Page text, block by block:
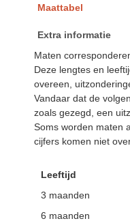
Maattabel
Extra informatie
Maten
Deze lengtes en
overeen,
Vandaar dat de
zoals gezegd, een
Soms worden maten
cijfers komen niet
Leeftijd
3 maanden
6 maanden